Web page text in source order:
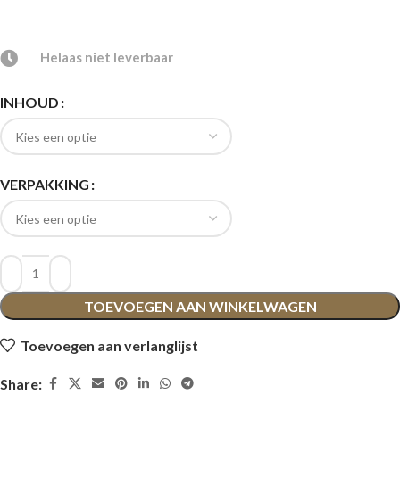
Helaas niet leverbaar
INHOUD
VERPAKKING
TOEVOEGEN AAN WINKELWAGEN
Toevoegen aan verlanglijst
Share: